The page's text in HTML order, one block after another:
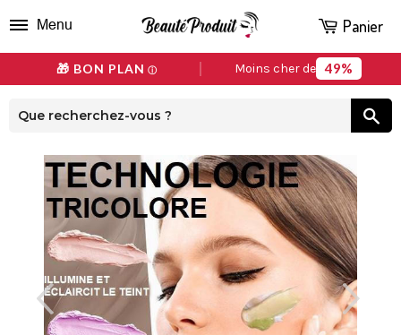
🎁 BON PLAN ⓘ Moins cher de 49%
Menu Panier